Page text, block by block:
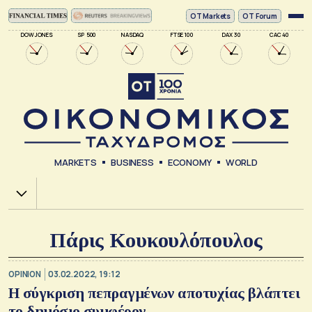
DOW JONES SP 500 NASDAQ FTSE 100 DAX 30 CAC 40
ΟΤ Markets OT Forum
MARKETS BUSINESS ECONOMY WORLD
Χ.Α.
Πάρις Κουκουλόπουλος
OPINION 03.02.2022, 19:12
Η σύγκριση πεπραγμένων αποτυχίας βλάπτει